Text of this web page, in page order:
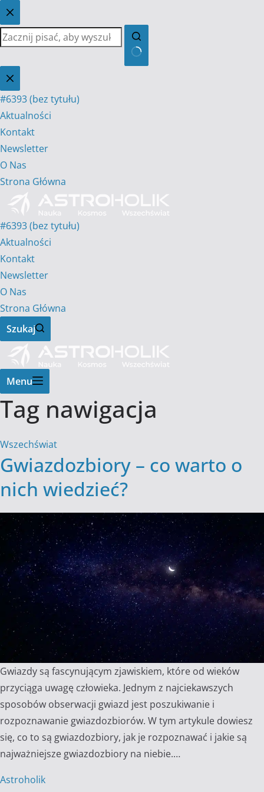
Przejdź
do
treści
Brak
wyników
#6393 (bez tytułu)
Aktualności
Kontakt
Newsletter
O Nas
Strona Główna
#6393 (bez tytułu)
Aktualności
Kontakt
Newsletter
O Nas
Strona Główna
Szukaj
Menu
Tag nawigacja
Wszechświat
Gwiazdozbiory – co warto o
nich wiedzieć?
Gwiazdy są fascynującym zjawiskiem, które od wieków
przyciąga uwagę człowieka. Jednym z najciekawszych
sposobów obserwacji gwiazd jest poszukiwanie i
rozpoznawanie gwiazdozbiorów. W tym artykule dowiesz
się, co to są gwiazdozbiory, jak je rozpoznawać i jakie są
najważniejsze gwiazdozbiory na niebie.…
Astroholik